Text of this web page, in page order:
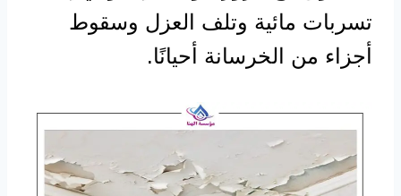
تسربات مائية وتلف العزل وسقوط
أجزاء من الخرسانة أحيانًا.